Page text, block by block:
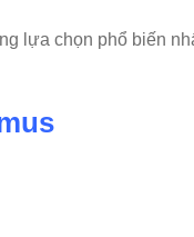
lựa chọn phổ biến